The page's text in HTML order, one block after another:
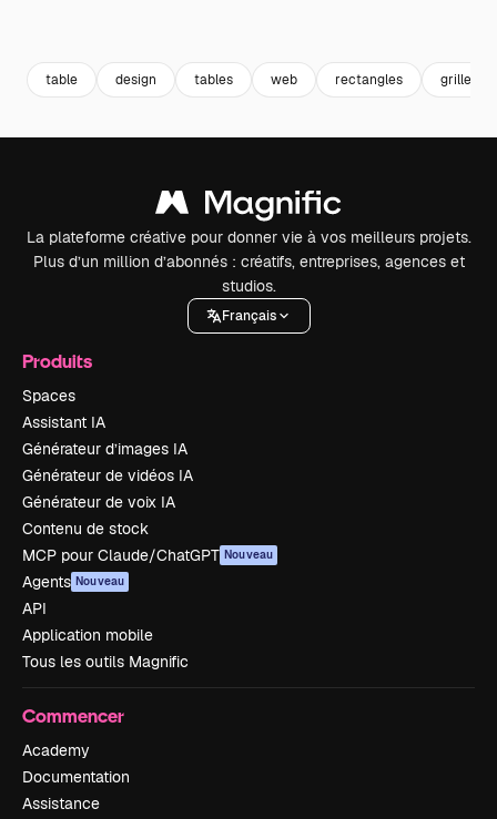
table design tables web rectangles grille
La plateforme créative pour donner vie à vos meilleurs projets.
Plus d’un million d’abonnés : créatifs, entreprises, agences et
studios.
Français
Produits
Spaces
Assistant IA
Générateur d’images IA
Générateur de vidéos IA
Générateur de voix IA
Contenu de stock
MCP pour Claude/ChatGPT Nouveau
Agents Nouveau
API
Application mobile
Tous les outils Magnific
Commencer
Academy
Documentation
Assistance